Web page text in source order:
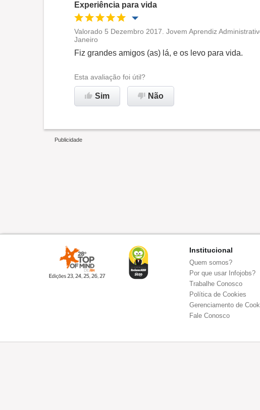
Experiência para vida
Oportunidade de promoção
Recomenda esta empresa
Valorado 5 Dezembro 2017. Jovem Aprendiz
Janeiro
Fiz grandes amigos (as) lá, e os levo para vida.
Esta avaliação foi útil?
Sim Não
Institucional
Quem somos?
Por que usar Infojobs?
Trabalhe Conosco
Política de Cookies
Gerenciamento de
Fale Conosco